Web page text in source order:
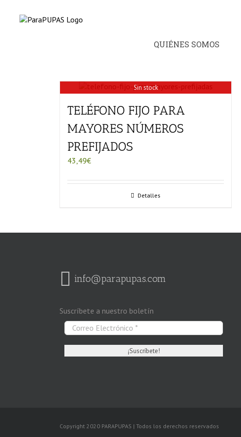
contenido
QUIÉNES SOMOS
Sin stock
TELÉFONO FIJO PARA
MAYORES NÚMEROS
PREFIJADOS
43,49€
Detalles
info@parapupas.com
Suscríbete a nuestro boletín
Copyright 2020 PARAPUPAS | Todos los derechos reservados